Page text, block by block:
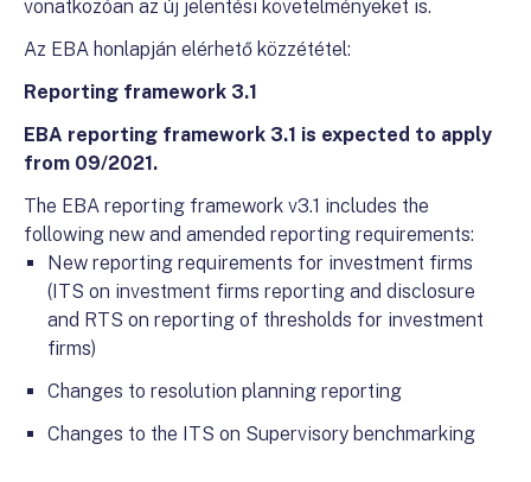
vonatkozóan az új jelentési követelményeket is.
Az EBA honlapján elérhető közzététel:
Reporting framework 3.1
EBA reporting framework 3.1 is expected to apply
from 09/2021.
The EBA reporting framework v3.1 includes the
following new and amended reporting requirements:
New reporting requirements for investment firms
(ITS on investment firms reporting and disclosure
and RTS on reporting of thresholds for investment
firms)
Changes to resolution planning reporting
Changes to the ITS on Supervisory benchmarking